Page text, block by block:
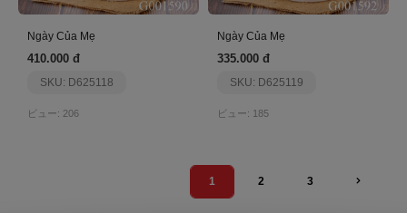
Ngày Của Mẹ
410.000 đ
SKU: D625118
ビュー: 206
Ngày Của Mẹ
335.000 đ
SKU: D625119
ビュー: 185
1 2 3